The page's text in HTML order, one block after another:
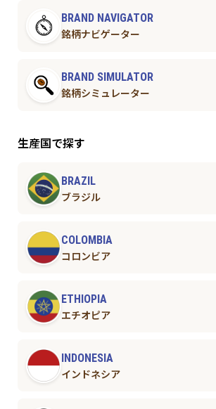
BRAND NAVIGATOR
銘柄ナビゲーター
BRAND SIMULATOR
銘柄シミュレーター
生産国で探す
BRAZIL
ブラジル
COLOMBIA
コロンビア
ETHIOPIA
エチオピア
INDONESIA
インドネシア